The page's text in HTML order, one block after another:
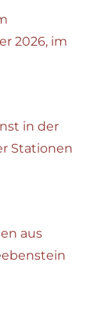
2026, im
in der
Stationen
aus